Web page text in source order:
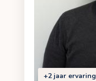
+2 jaar ervaring